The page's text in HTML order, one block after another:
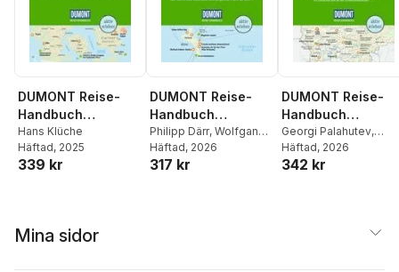
DUMONT Reise-
Handbuch
Reiseführer
Dänemark
Hans Klüche
Häftad, 2025
339 kr
DUMONT Reise-
Handbuch
Reiseführer
Seychellen
Philipp Därr, Wolfgang
Därr
Häftad, 2026
317 kr
DUMONT Reise-
Handbuch
Reiseführer
Bulgarien
Georgi Palahutev,
Simone Böcker
Häftad, 2026
342 kr
Mina sidor